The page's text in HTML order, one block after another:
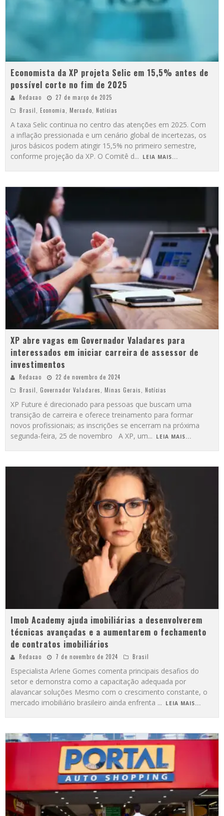
Economista da XP projeta Selic em 15,5% antes de
possível corte no fim de 2025
Redacao
27 de março de 2025
Brasil
Economia Mercado Notícias
A taxa Selic continua no centro das atenções em 2025. Com
a inflação pressionada e um cenário global de incertezas, os
juros básicos podem atingir 15,5% no primeiro semestre,
conforme projeção da XP. O Comitê d... LEIA MAIS...
XP abre vagas em Governador Valadares para
interessados em iniciar carreira de assessor de
investimentos
Redacao
22 de novembro de 2024
Brasil
Governador Valadares Minas Gerais Notícias
XP Future é direcionado para pessoas que buscam uma
transição de carreira e oferece treinamento para formar
novos profissionais; as inscrições se encerram na próxima
segunda-feira, 25 de novembro A XP, um... LEIA MAIS...
Imob Academy ajuda imobiliárias a desenvolverem
técnicas avançadas e a aumentarem o fechamento
de contratos imobiliários
Redacao 7 de novembro de 2024 Brasil
Especialista Arlene Gomes comenta principais desafios do
setor e demonstra como a capacitação adequada por
alavancar soluções Mesmo com o crescimento constante, o
mercado imobiliário brasileiro ainda enfrenta ... LEIA MAIS...